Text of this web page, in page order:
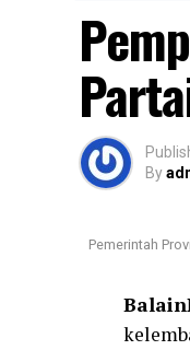
By
Pemerintah